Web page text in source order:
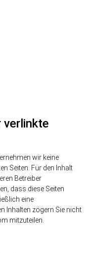
wir keine
Seiten. Für den Inhalt
Betreiber
dass diese Seiten
eine
Inhalten zögern Sie nicht
mitzuteilen.